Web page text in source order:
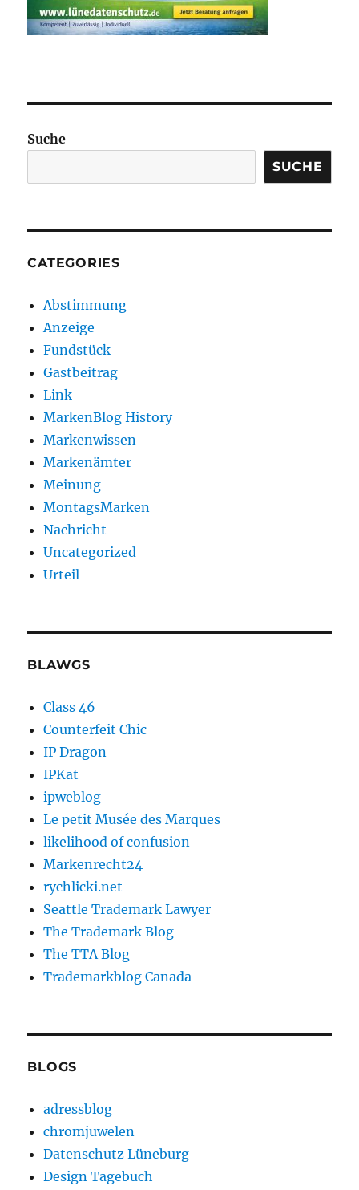
Suche
SUCHE
CATEGORIES
Abstimmung
Anzeige
Fundstück
Gastbeitrag
Link
MarkenBlog History
Markenwissen
Markenämter
Meinung
MontagsMarken
Nachricht
Uncategorized
Urteil
BLAWGS
Class 46
Counterfeit Chic
IP Dragon
IPKat
ipweblog
Le petit Musée des Marques
likelihood of confusion
Markenrecht24
rychlicki.net
Seattle Trademark Lawyer
The Trademark Blog
The TTA Blog
Trademarkblog Canada
BLOGS
adressblog
chromjuwelen
Datenschutz Lüneburg
Design Tagebuch